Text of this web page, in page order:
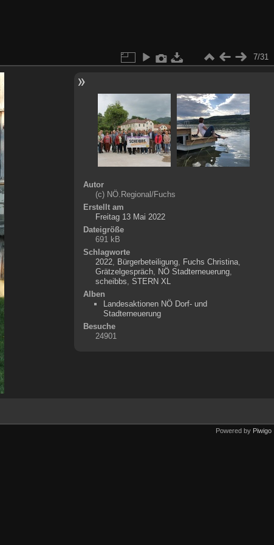
7/31
Autor
(c) NÖ.Regional/Fuchs
Erstellt am
Freitag 13 Mai 2022
Dateigröße
691 kB
Schlagworte
2022, Bürgerbeteiligung, Fuchs Christina,
Grätzelgespräch, NÖ Stadterneuerung,
scheibbs STERN XL
Alben
Landesaktionen NÖ Dorf- und
Stadterneuerung
Besuche
24901
Powered by Piwigo